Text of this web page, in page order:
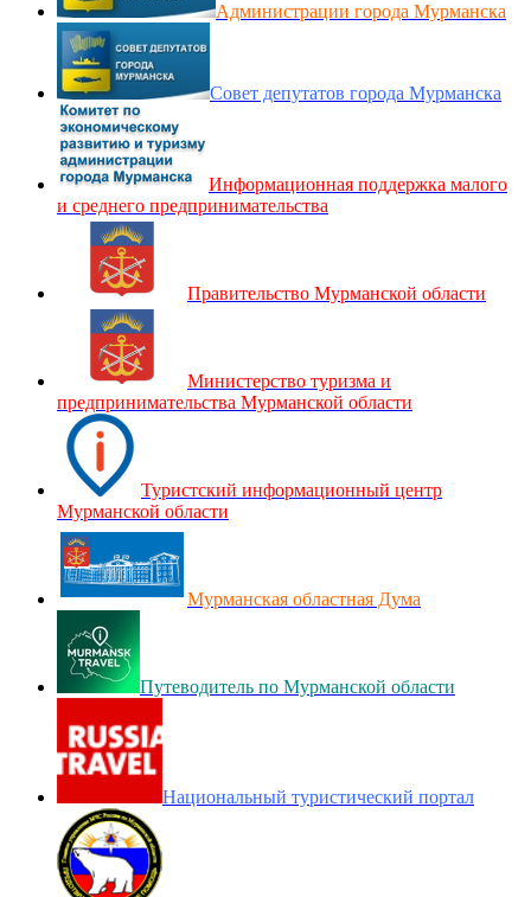
Администрации города Мурманска
Совет депутатов города Мурманска
Информационная поддержка малого
и среднего предпринимательства
Правительство Мурманской области
Министерство туризма и
предпринимательства Мурманской области
Туристский информационный центр
Мурманской области
Мурманская областная Дума
Путеводитель по Мурманской области
Национальный туристический портал